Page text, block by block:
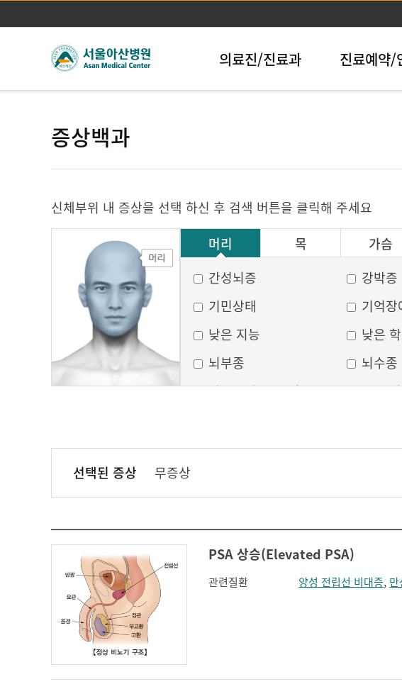
의료진/진료과 진료예약/
증상백과
신체부위 내 증상을 선택 하신 후 검색 버튼을 클릭해 주세요
머리
목 가슴
그 외
간성뇌증 강박증
기민상태
기억장
낮은 지능
낮은
뇌부종
뇌수종
달모양의 둥근 얼굴
두부
무균성 뇌막염
무의식
안면홍조
어지러
얼굴모양변화
얼굴이 밋밋함
얼굴이
코 옆과 입꼬리 주름
콧등이
선택된 증상 무증상
PSA 상승(Elevated PSA)
관련질환 양성 전립선 비대증,